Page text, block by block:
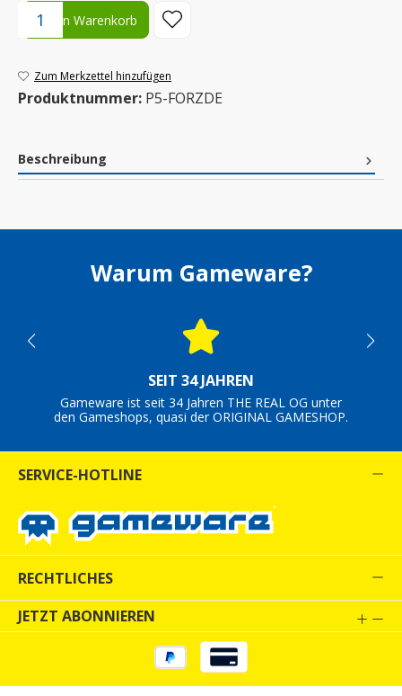
Produkt Anzahl: Gib den gewünschten Wert ein oder benutze
In den Warenkorb
Zum Merkzettel hinzufügen
Produktnummer: P5-FORZDE
Beschreibung
Warum Gameware?
SEIT 34 JAHREN
Gameware ist seit 34 Jahren THE REAL OG unter
den Gameshops, quasi der ORIGINAL GAMESHOP.
SERVICE-HOTLINE
RECHTLICHES
JETZT ABONNIEREN